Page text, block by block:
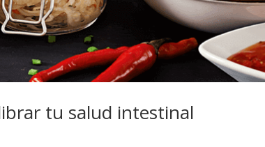
tu salud intestinal